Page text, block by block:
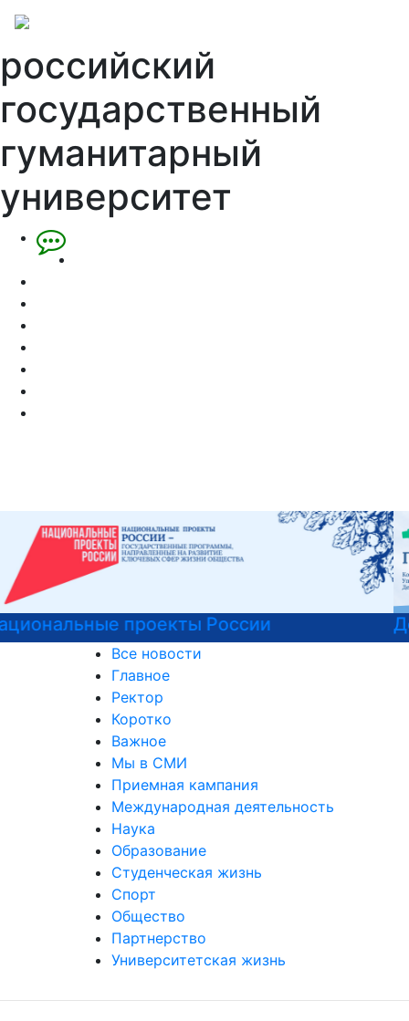
российский
государственный
гуманитарный
университет
Детали программы
Все новости
Главное
Ректор
Коротко
Важное
Мы в СМИ
Приемная кампания
Международная деятельность
Наука
Образование
Студенческая жизнь
Спорт
Общество
Партнерство
Университетская жизнь